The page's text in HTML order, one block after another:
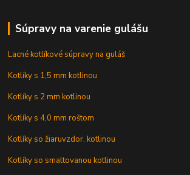
Súpravy na varenie gulášu
Lacné kotlíkové súpravy na guláš
Kotlíky s 1,5 mm kotlinou
Kotlíky s 2 mm kotlinou
Kotlíky s 4,0 mm roštom
Kotlíky so žiaruvzdor. kotlinou
Kotlíky so smaltovanou kotlinou